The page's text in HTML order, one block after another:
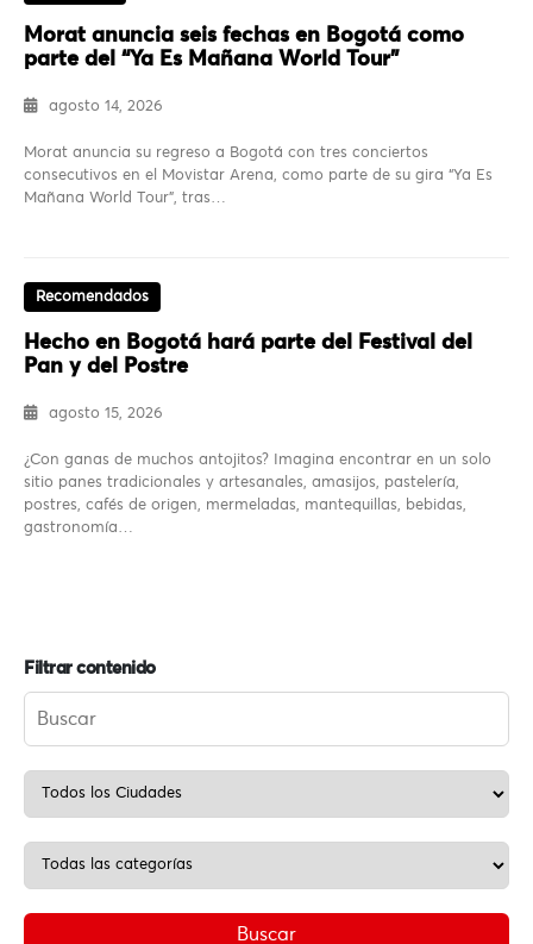
Morat anuncia seis fechas en Bogotá como
parte del “Ya Es Mañana World Tour”
agosto 14, 2026
Morat anuncia su regreso a Bogotá con tres conciertos
consecutivos en el Movistar Arena, como parte de su gira “Ya Es
Mañana World Tour”, tras…
Recomendados
Hecho en Bogotá hará parte del Festival del
Pan y del Postre
agosto 15, 2026
¿Con ganas de muchos antojitos? Imagina encontrar en un solo
sitio panes tradicionales y artesanales, amasijos, pastelería,
postres, cafés de origen, mermeladas, mantequillas, bebidas,
gastronomía…
Filtrar contenido